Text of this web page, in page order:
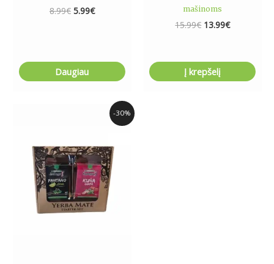
8.99€ 5.99€
Daugiau
mašinoms
15.99€ 13.99€
Į krepšelį
-30%
Current
price